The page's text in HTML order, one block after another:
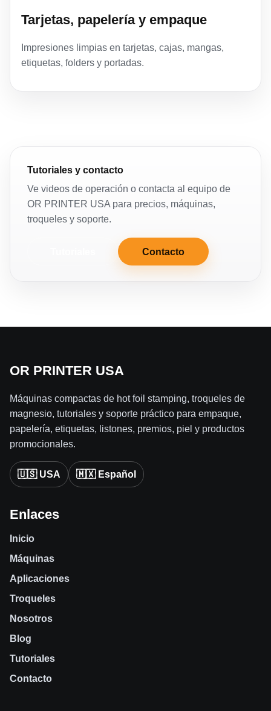
Tarjetas, papelería y empaque
Impresiones limpias en tarjetas, cajas, mangas,
etiquetas, folders y portadas.
Tutoriales y contacto
Ve videos de operación o contacta al equipo de
OR PRINTER USA para precios, máquinas,
troqueles y soporte.
Contacto
OR PRINTER USA
Máquinas compactas de hot foil stamping, troqueles de
magnesio, tutoriales y soporte práctico para empaque,
papelería, etiquetas, listones, premios, piel y productos
promocionales.
🇺🇸 USA 🇲🇽 Español
Enlaces
Inicio
Máquinas
Aplicaciones
Troqueles
Nosotros
Blog
Tutoriales
Contacto